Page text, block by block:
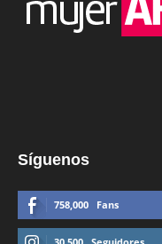
Síguenos
758,000 Fans